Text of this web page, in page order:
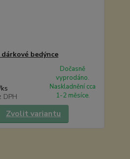
dárkové bedýnce
ks
DPH
Dočasně
vyprodáno.
Naskladnění cca
1-2 měsíce.
Zvolit variantu